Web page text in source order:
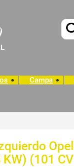
Campa
(101